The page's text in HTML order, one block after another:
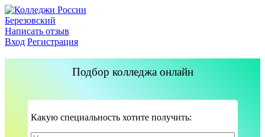
Березовский
Написать отзыв
Вход Регистрация
Подбор колледжа онлайн
Какую специальность хотите получить: